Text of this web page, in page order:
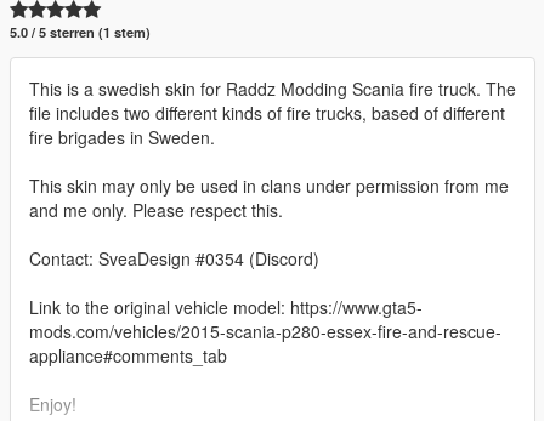
5.0 / 5 sterren (1 stem)
This is a swedish skin for Raddz Modding Scania fire truck. The
file includes two different kinds of fire trucks, based of different
fire brigades in Sweden.
This skin may only be used in clans under permission from me
and me only. Please respect this.
Contact: SveaDesign #0354 (Discord)
Link to the original vehicle model: https://www.gta5-
mods.com/vehicles/2015-scania-p280-essex-fire-and-rescue-
appliance#comments_tab
Enjoy!